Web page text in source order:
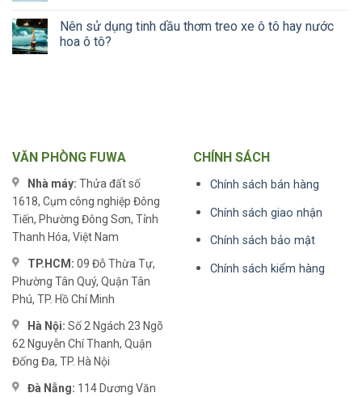
Nên sử dụng tinh dầu thơm treo xe ô tô hay nước
hoa ô tô?
VĂN PHÒNG FUWA
Nhà máy: Thửa đất số
1618, Cụm công nghiệp Đông
Tiến, Phường Đông Sơn, Tỉnh
Thanh Hóa, Việt Nam
TP.HCM: 09 Đỗ Thừa Tự,
Phường Tân Quý, Quận Tân
Phú, TP. Hồ Chí Minh
Hà Nội: Số 2 Ngách 23 Ngõ
62 Nguyễn Chí Thanh, Quận
Đống Đa, TP. Hà Nội
Đà Nẵng: 114 Dương Văn
CHÍNH SÁCH
Chính sách bán hàng
Chính sách giao nhận
Chính sách bảo mật
Chính sách kiểm hàng